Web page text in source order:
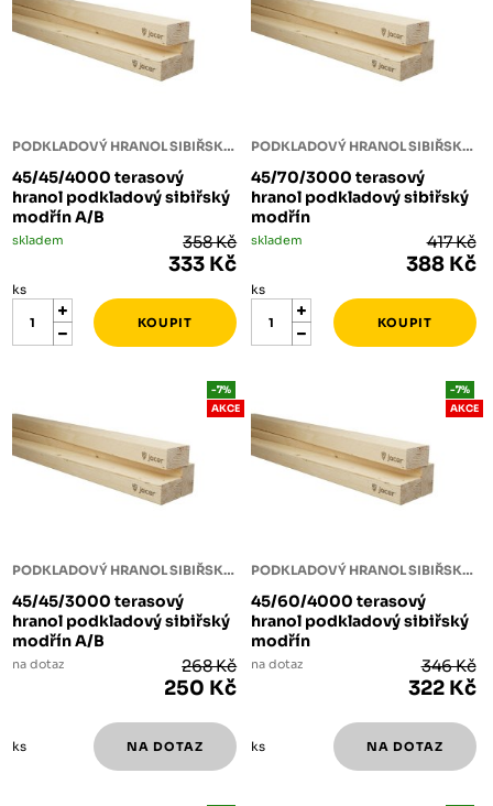
PODKLADOVÝ HRANOL SIBIŘSKÝ MODŘÍN
45/45/4000 terasový
hranol podkladový sibiřský
modřín A/B
skladem 358 Kč
333 Kč
ks
PODKLADOVÝ HRANOL SIBIŘSKÝ MODŘÍN
45/70/3000 terasový
hranol podkladový sibiřský
modřín
skladem 417 Kč
388 Kč
ks
PODKLADOVÝ HRANOL SIBIŘSKÝ MODŘÍN
45/45/3000 terasový
hranol podkladový sibiřský
modřín A/B
-7%
AKCE
na dotaz 268 Kč
250 Kč
ks
PODKLADOVÝ HRANOL SIBIŘSKÝ MODŘÍN
45/60/4000 terasový
hranol podkladový sibiřský
modřín
-7%
AKCE
na dotaz 346 Kč
322 Kč
ks